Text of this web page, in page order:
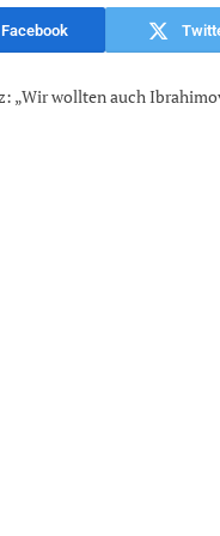
Facebook